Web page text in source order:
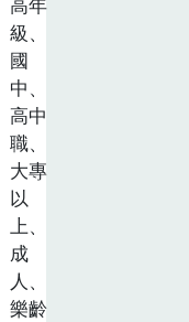
級、
國
中、
高中
職、
大專
以
上、
成
人、
樂齡